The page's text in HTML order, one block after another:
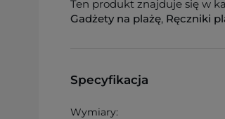
Ten produkt znajduje się w
Gadżety na plażę, Ręczniki
Specyfikacja
Wymiary: